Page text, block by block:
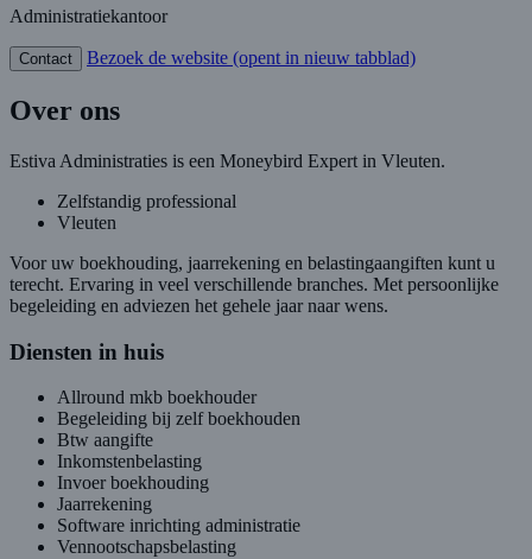
Administratiekantoor
Contact Bezoek de website (opent in nieuw tabblad)
Over ons
Estiva Administraties is een Moneybird Expert in Vleuten.
Zelfstandig professional
Vleuten
Voor uw boekhouding, jaarrekening en belastingaangiften kunt u
terecht. Ervaring in veel verschillende branches. Met persoonlijke
begeleiding en adviezen het gehele jaar naar wens.
Diensten in huis
Allround mkb boekhouder
Begeleiding bij zelf boekhouden
Btw aangifte
Inkomstenbelasting
Invoer boekhouding
Jaarrekening
Software inrichting administratie
Vennootschapsbelasting